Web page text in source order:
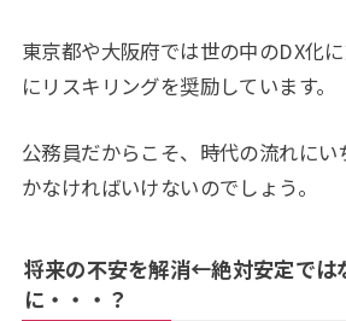
東京都や大阪府では世の中のDX化
にリスキリングを奨励しています。
公務員だからこそ、時代の流れに
かなければいけないのでしょう。
将来の不安を解消←絶対安定では
に・・・？